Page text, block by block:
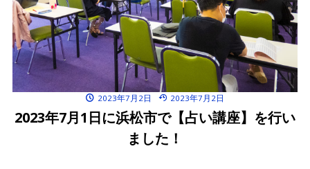
2023年7月2日 2023年7月2日
2023年7月1日に浜松市で【占い講座】を行い
ました！